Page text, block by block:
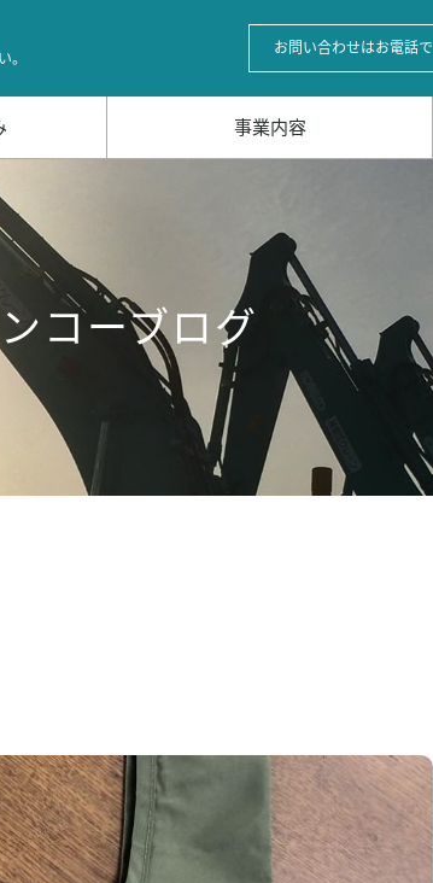
。
お問い合わせはお電話で
事業内容
コーブログ